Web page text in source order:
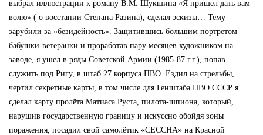
выбрал иллюстрации к роману В.М. Шукшина «Я пришел дать вам
волю» ( о восстании Степана Разина), сделал эскизы… Тему
зарубили за «безидейность». Защитившись большим портретом
бабушки-ветеранки и проработав пару месяцев художником на
заводе, я ушел в ряды Советской Армии (1985-87 г.г.), попав
служить под Ригу, в штаб 27 корпуса ПВО. Ездил на стрельбы,
чертил секретные карты, в том числе для Генштаба ПВО СССР я
сделал карту пролёта Матиаса Руста, пилота-шпиона, который,
нарушив государственную границу и искуссно обойдя зоны
поражения, посадил свой самолётик «СЕССНА» на Красной